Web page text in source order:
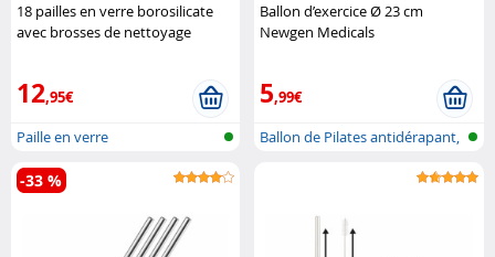
18 pailles en verre borosilicate
avec brosses de nettoyage
12,95€
Paille en verre
Ballon d’exercice Ø 23 cm
Newgen Medicals
5,99€
Ballon de Pilates antidérapant,
-33 %